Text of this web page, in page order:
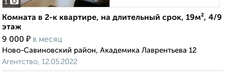
1
Комната в 2-к квартире, на длительный срок, 19м², 4/9
этаж
9 000 ₽ в месяц
Ново-Савиновский район, Академика Лаврентьева 12
Агентство, 12.05.2022